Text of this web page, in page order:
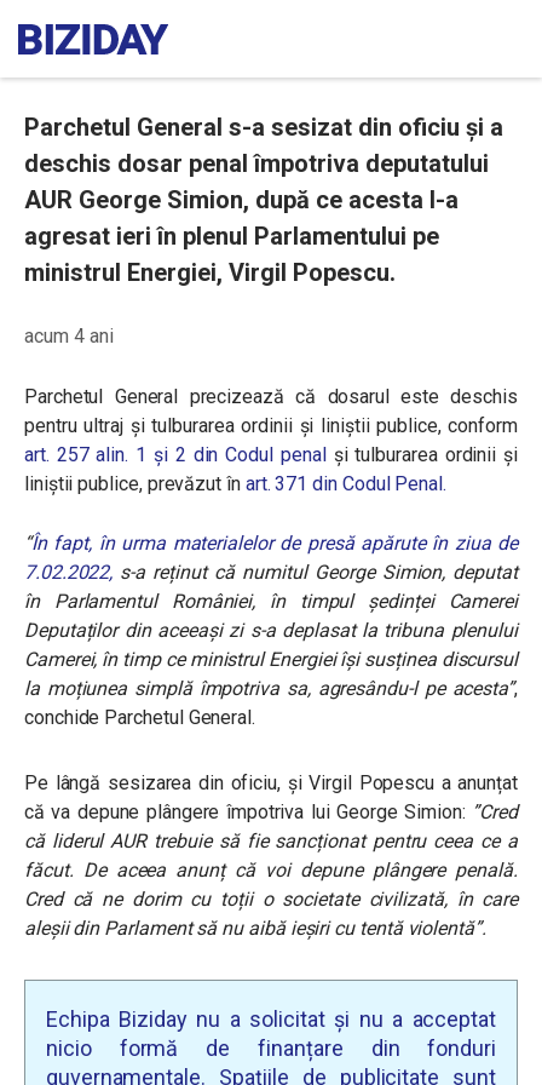
Parchetul General s-a sesizat din oficiu și a
deschis dosar penal împotriva deputatului
AUR George Simion, după ce acesta l-a
agresat ieri în plenul Parlamentului pe
ministrul Energiei, Virgil Popescu.
acum 4 ani
Parchetul General precizează că dosarul este deschis
pentru ultraj şi tulburarea ordinii şi liniştii publice, conform
art. 257 alin. 1 și 2 din Codul penalși tulburarea ordinii și
liniștii publice, prevăzut în art. 371 din Codul Penal.
“În fapt, în urma materialelor de presă apărute în ziua de
7.02.2022, s-a reținut că numitul George Simion, deputat
în Parlamentul României, în timpul ședinței Camerei
Deputaților din aceeași zi s-a deplasat la tribuna plenului
Camerei, în timp ce ministrul Energiei își susținea discursul
la moțiunea simplă împotriva sa, agresându-l pe acesta”,
conchide Parchetul General.
Pe lângă sesizarea din oficiu, și Virgil Popescu a anunțat
că va depune plângere împotriva lui George Simion: ”Cred
că liderul AUR trebuie să fie sancționat pentru ceea ce a
făcut. De aceea anunț că voi depune plângere penală.
Cred că ne dorim cu toții o societate civilizată, în care
aleșii din Parlament să nu aibă ieșiri cu tentă violentă”.
Echipa Biziday nu a solicitat și nu a acceptat
nicio formă de finanțare din fonduri
guvernamentale. Spațiile de publicitate sunt